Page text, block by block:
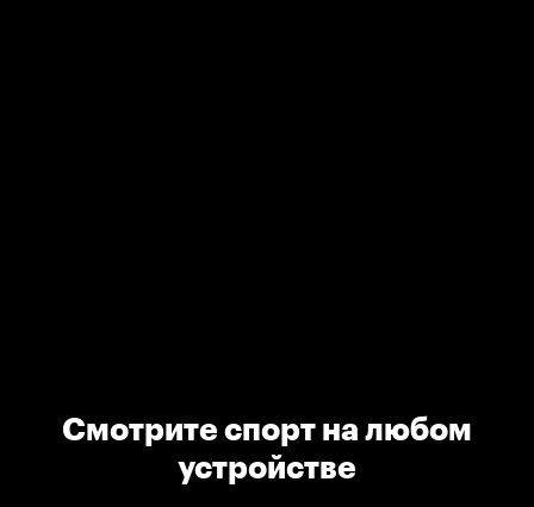
Смотрите спорт на любом
устройстве